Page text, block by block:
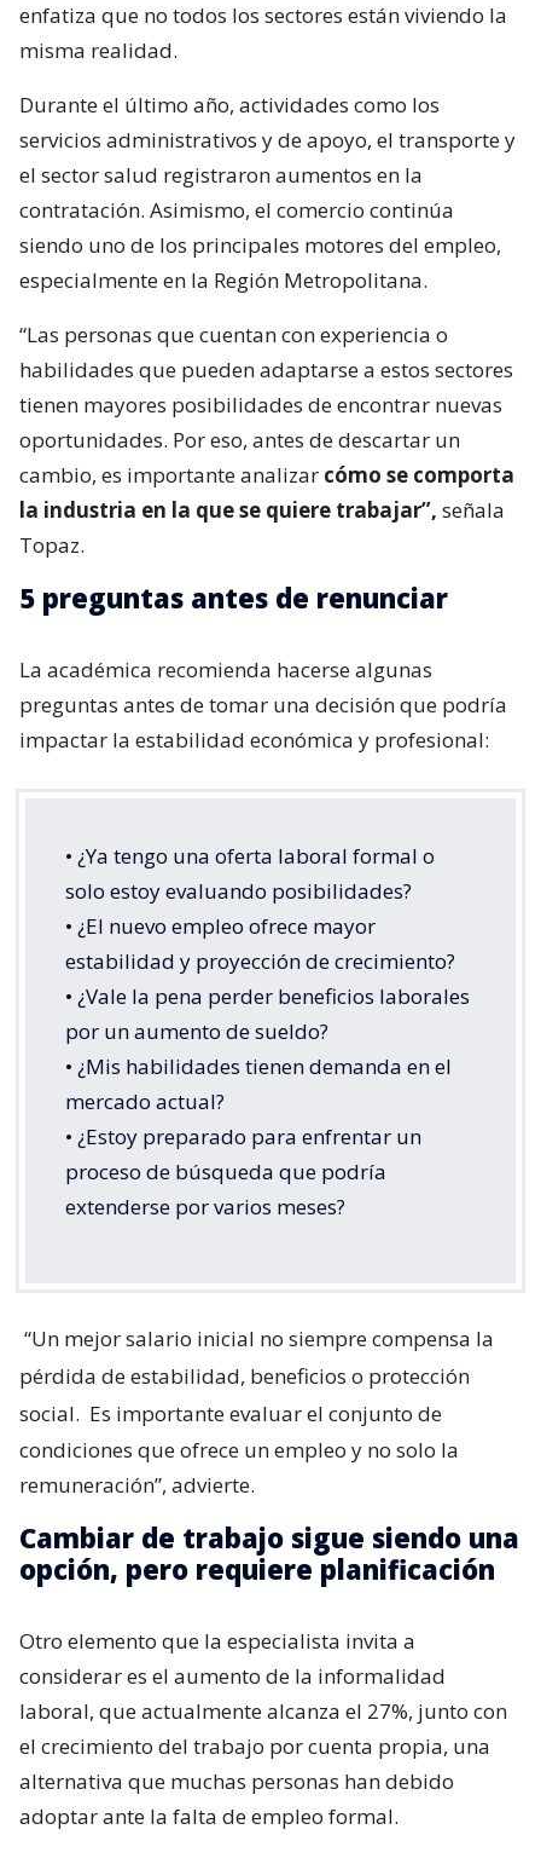
enfatiza que no todos los sectores están viviendo la
misma realidad.
Durante el último año, actividades como los
servicios administrativos y de apoyo, el transporte y
el sector salud registraron aumentos en la
contratación. Asimismo, el comercio continúa
siendo uno de los principales motores del empleo,
especialmente en la Región Metropolitana.
“Las personas que cuentan con experiencia o
habilidades que pueden adaptarse a estos sectores
tienen mayores posibilidades de encontrar nuevas
oportunidades. Por eso, antes de descartar un
cambio, es importante analizar cómo se comporta
la industria en la que se quiere trabajar”, señala
Topaz.
5 preguntas antes de renunciar
La académica recomienda hacerse algunas
preguntas antes de tomar una decisión que podría
impactar la estabilidad económica y profesional:
• ¿Ya tengo una oferta laboral formal o
solo estoy evaluando posibilidades?
• ¿El nuevo empleo ofrece mayor
estabilidad y proyección de crecimiento?
• ¿Vale la pena perder beneficios laborales
por un aumento de sueldo?
• ¿Mis habilidades tienen demanda en el
mercado actual?
• ¿Estoy preparado para enfrentar un
proceso de búsqueda que podría
extenderse por varios meses?
“Un mejor salario inicial no siempre compensa la
pérdida de estabilidad, beneficios o protección
social. Es importante evaluar el conjunto de
condiciones que ofrece un empleo y no solo la
remuneración”, advierte.
Cambiar de trabajo sigue siendo una
opción, pero requiere planificación
Otro elemento que la especialista invita a
considerar es el aumento de la informalidad
laboral, que actualmente alcanza el 27%, junto con
el crecimiento del trabajo por cuenta propia, una
alternativa que muchas personas han debido
adoptar ante la falta de empleo formal.